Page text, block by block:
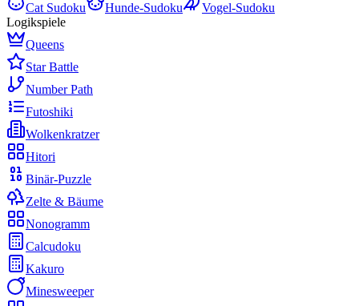
Cat Sudoku
Hunde-Sudoku
Vogel-Sudoku
Logikspiele
Queens
Star Battle
Number Path
Futoshiki
Wolkenkratzer
Hitori
Binär-Puzzle
Zelte & Bäume
Nonogramm
Calcudoku
Kakuro
Minesweeper